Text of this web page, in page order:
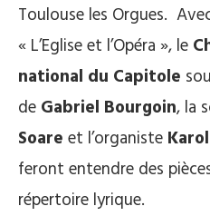
Toulouse les Orgues.
« L’Eglise et l’Opéra », le
national du Capitole
de Gabriel Bourgoin, la
Soare et l’organiste
feront entendre des
répertoire lyrique.